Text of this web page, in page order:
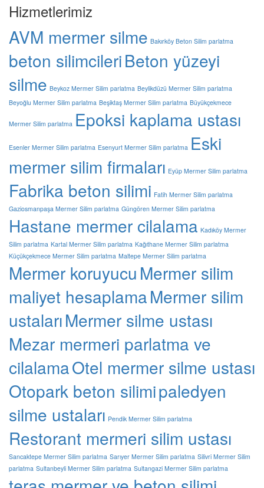
Hizmetlerimiz
AVM mermer silme Bakırköy Beton Silim parlatma
beton silimcileriBeton yüzeyi
silme Beykoz Mermer Silim parlatma Beylikdüzü Mermer Silim parlatma
Beyoğlu Mermer Silim parlatma Beşiktaş Mermer Silim parlatma Büyükçekmece
Mermer Silim parlatma Epoksi kaplama ustası
Esenler Mermer Silim parlatma Esenyurt Mermer Silim parlatma Eski
mermer silim firmaları Eyüp Mermer Silim parlatma
Fabrika beton silimi Fatih Mermer Silim parlatma
Gaziosmanpaşa Mermer Silim parlatma Güngören Mermer Silim parlatma
Hastane mermer cilalama Kadıköy Mermer
Silim parlatma Kartal Mermer Silim parlatma Kağıthane Mermer Silim parlatma
Küçükçekmece Mermer Silim parlatma Maltepe Mermer Silim parlatma
Mermer koruyucu Mermer silim
maliyet hesaplamaMermer silim
ustalarıMermer silme ustası
Mezar mermeri parlatma ve
cilalamaOtel mermer silme ustası
Otopark beton silimipaledyen
silme ustaları Pendik Mermer Silim parlatma
Restorant mermeri silim ustası
Sancaktepe Mermer Silim parlatma Sarıyer Mermer Silim parlatma Silivri Mermer Silim
parlatma Sultanbeyli Mermer Silim parlatma Sultangazi Mermer Silim parlatma